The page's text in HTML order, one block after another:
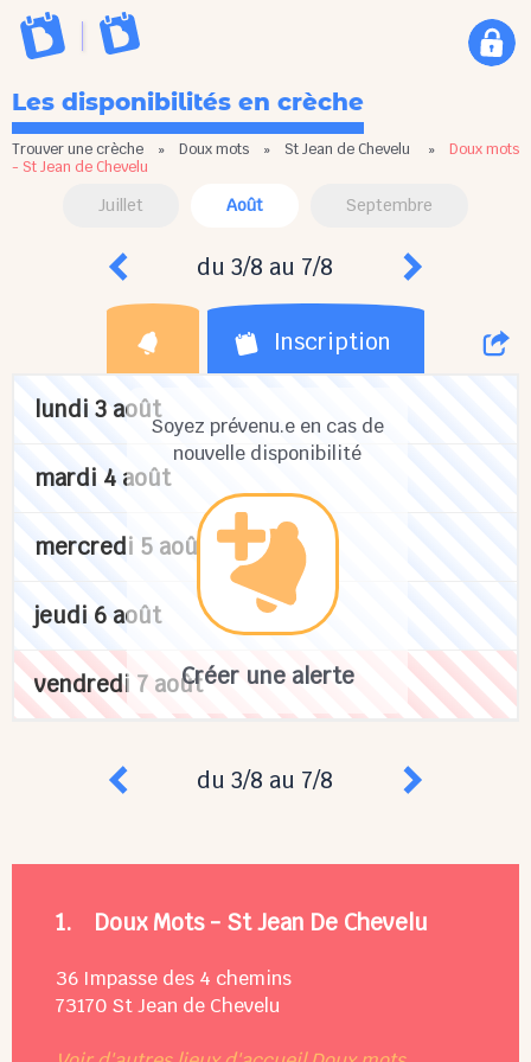
Les disponibilités en crèche
Trouver une crèche » Doux mots » St Jean de Chevelu » Doux mots
- St Jean de Chevelu
Juillet Août Septembre
du 3/8 au 7/8
Inscription
Soyez prévenu.e en cas de
nouvelle disponibilité
Créer une alerte
lundi 3 août
mardi 4 août
mercredi 5 août
jeudi 6 août
vendredi 7 août
du 3/8 au 7/8
1. Doux Mots - St Jean De Chevelu
36 Impasse des 4 chemins
73170 St Jean de Chevelu